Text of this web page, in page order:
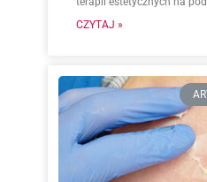
CZYTAJ »